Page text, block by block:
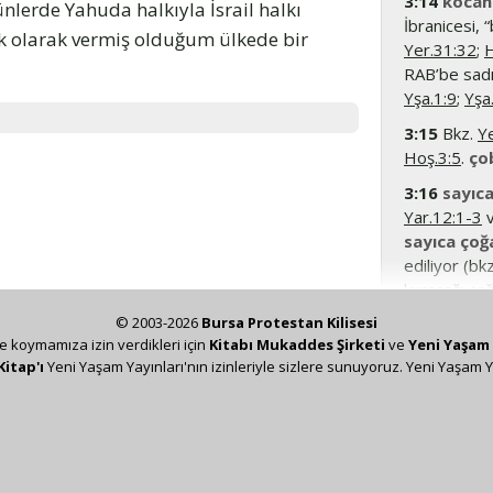
Yahuda halkıyla İsrail halkı
olarak vermiş olduğum ülkede bir
İbranicesi,
Yer.31:32;
RAB’be
Yşa.1:9;
3:15 Bkz.
Hoş.3:5.
3:16
Yar.12:1-3
sayıca
ediliyor
kuracağı
halkıyla
3:17
© 2003-2026 Bursa Protestan Kilisesi
koymamıza izin verdikleri için Kitabı Mukaddes Şirketi ve Yeni Yaşam
Yeni Yaşam Yayınları'nın izinleriyle sizlere sunuyoruz. Yeni Yaşam